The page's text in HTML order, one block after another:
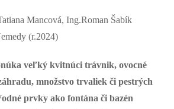
Mancová, Ing.Roman Šabík
(r.2024)
veľký kvitnúci trávnik, ovocné
množstvo trvaliek či pestrých
prvky ako fontána či bazén